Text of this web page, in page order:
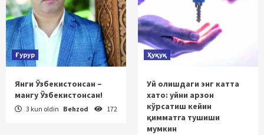
Ғурур
Янги Ўзбекистонсан –
мангу Ўзбекистонсан!
3 kun oldin Behzod 172
Ҳуқуқ
Уй олишдаги энг катта
хато: уйни арзон
кўрсатиш кейин
қимматга тушиши
мумкин